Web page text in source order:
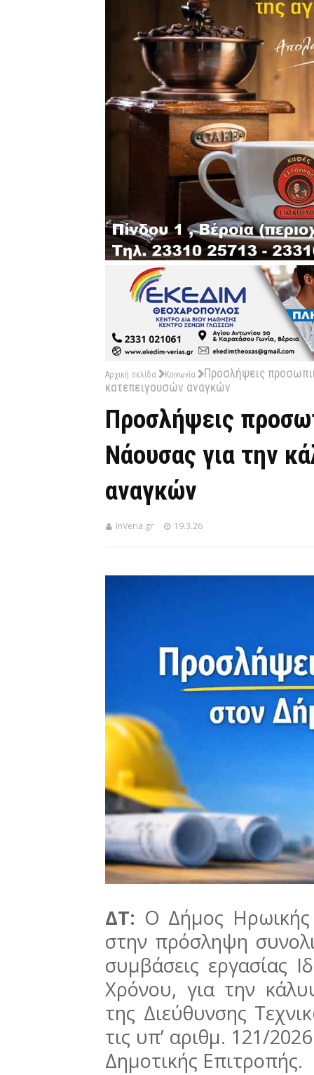
Αρχική σελίδα Κοινωνία
Προσλήψεις
κατεπειγουσών αναγκών
Προσλήψεις
Νάουσας για την
αναγκών
InVeria.gr 19.3.26
ΔΤ: Ο Δήμος
στην πρόσληψη
συμβάσεις εργασίας
Χρόνου, για την
της Διεύθυνσης
τις υπ’ αριθμ. 121/
Δημοτικής Επιτροπής.